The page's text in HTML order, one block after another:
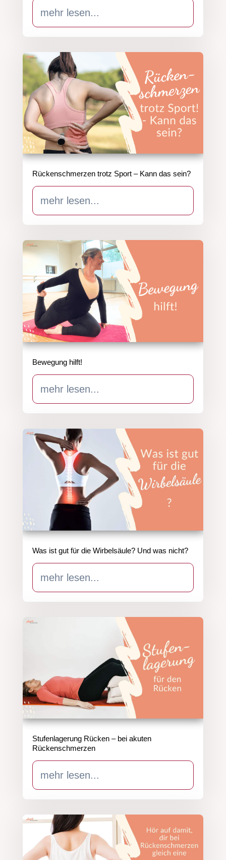
mehr lesen...
Rückenschmerzen trotz Sport – Kann das sein?
mehr lesen...
Bewegung hilft!
mehr lesen...
Was ist gut für die Wirbelsäule? Und was nicht?
mehr lesen...
Stufenlagerung Rücken – bei akuten
Rückenschmerzen
mehr lesen...